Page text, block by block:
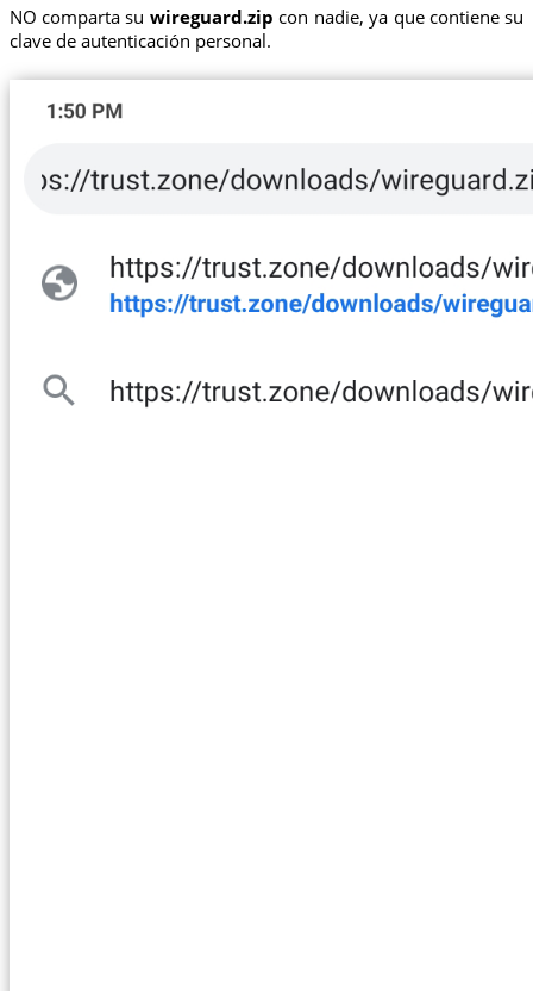
NO comparta su wireguard.zip con nadie, ya que contiene su
clave de autenticación personal.